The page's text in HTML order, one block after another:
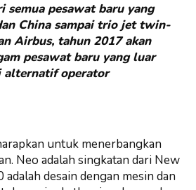
semua pesawat baru yang
China sampai trio jet twin-
Airbus, tahun 2017 akan
pesawat baru yang luar
alternatif operator
untuk menerbangkan
Neo adalah singkatan dari New
desain dengan mesin dan